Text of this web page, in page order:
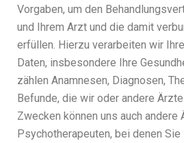
Vorgaben, um den
und Ihrem Arzt und die damit
erfüllen. Hierzu verarbeiten wir
Daten, insbesondere Ihre
zählen Anamnesen, Diagnosen,
Befunde, die wir oder andere
Zwecken können uns auch andere
Psychotherapeuten, bei denen Sie